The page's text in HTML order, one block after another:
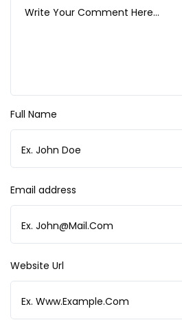
Full Name
Email address
Website Url